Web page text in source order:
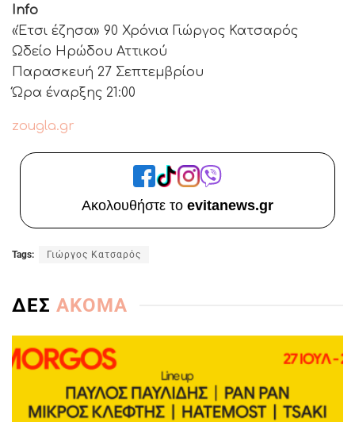
Info
«Έτσι έζησα» 90 Χρόνια Γιώργος Κατσαρός
Ωδείο Ηρώδου Αττικού
Παρασκευή 27 Σεπτεμβρίου
Ώρα έναρξης 21:00
zougla.gr
Ακολουθήστε το evitanews.gr
Tags: Γιώργος Κατσαρός
ΔΕΣ ΑΚΟΜΑ